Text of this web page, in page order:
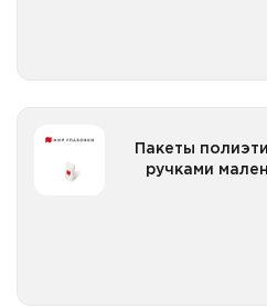
Пакеты
ручками
Пакеты